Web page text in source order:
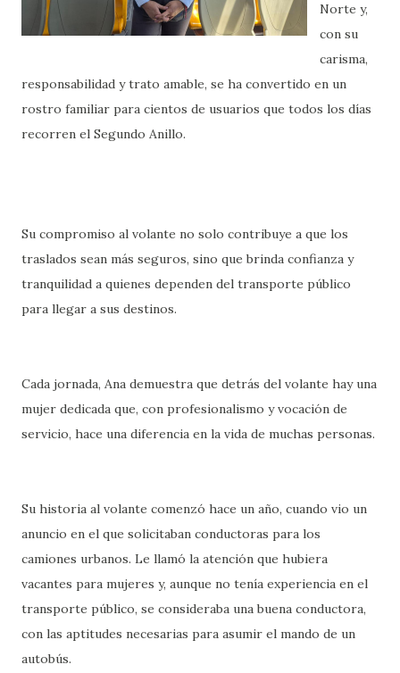
Norte y,
con su
carisma,
responsabilidad y trato amable, se ha convertido en un
rostro familiar para cientos de usuarios que todos los días
recorren el Segundo Anillo.
Su compromiso al volante no solo contribuye a que los
traslados sean más seguros, sino que brinda confianza y
tranquilidad a quienes dependen del transporte público
para llegar a sus destinos.
Cada jornada, Ana demuestra que detrás del volante hay una
mujer dedicada que, con profesionalismo y vocación de
servicio, hace una diferencia en la vida de muchas personas.
Su historia al volante comenzó hace un año, cuando vio un
anuncio en el que solicitaban conductoras para los
camiones urbanos. Le llamó la atención que hubiera
vacantes para mujeres y, aunque no tenía experiencia en el
transporte público, se consideraba una buena conductora,
con las aptitudes necesarias para asumir el mando de un
autobús.